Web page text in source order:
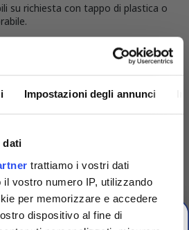
Impostazioni degli annunci
dati
trattiamo i vostri dati
il vostro numero IP, utilizzando
per memorizzare e accedere
dispositivo al fine di
su richiesta con tappo di plastica o